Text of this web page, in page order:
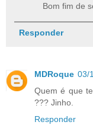
Bom fim de
Responder
MDRoque 03/
Quem é que
??? Jinho.
Responder